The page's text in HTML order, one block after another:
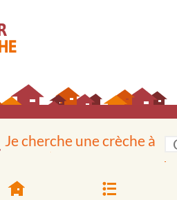
Je cherche une crèche à